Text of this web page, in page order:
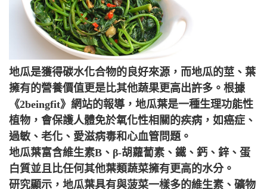
地瓜是獲得碳水化合物的良好來源，而地瓜的莖、葉
擁有的營養價值更是比其他蔬果更高出許多。根據
《2beingfit》網站的報導，地瓜葉是一種生理功能性
植物，會保護人體免於氧化性相關的疾病，如癌症、
過敏、老化、愛滋病毒和心血管問題。
地瓜葉富含維生素B、β-胡蘿蔔素、鐵、鈣、鋅、蛋
白質並且比任何其他葉類蔬菜擁有更高的水分。
研究顯示，地瓜葉具有與菠菜一樣多的維生素、礦物